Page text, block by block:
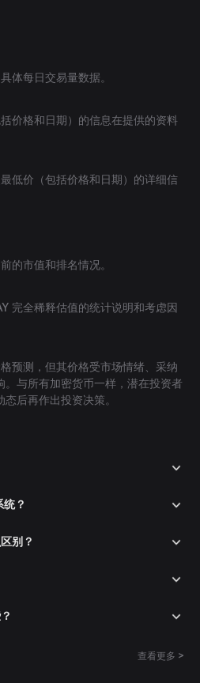
体每日交易量数据。
价格和日期）的信息在提供的资料
低价（包括价格和日期）的详细信
的市值和排名情况。
完全稀释估值的统计说明和考虑因
预测，但其价格受市场情绪、采纳
。与所有加密货币一样，潜在投资者
后再作出投资决策。
？
别？
查看更多 >